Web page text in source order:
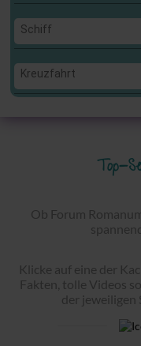
Schiff
Schiff
Kreuzfahrt
Kreuzfahrt
Top-
Ob Forum
Klicke auf eine der
Fakten, tolle Videos
der jeweiligen